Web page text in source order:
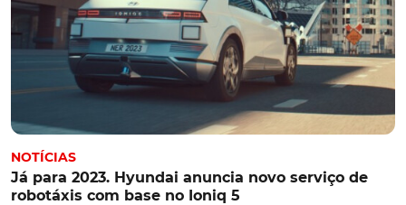
NOTÍCIAS
Já para 2023. Hyundai anuncia novo serviço de
robotáxis com base no Ioniq 5